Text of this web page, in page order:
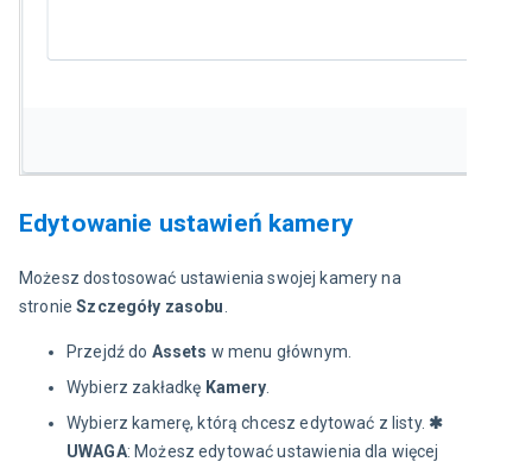
Edytowanie ustawień kamery
Możesz dostosować ustawienia swojej kamery na
stronie Szczegóły zasobu
Przejdź do Assets w menu głównym.
Wybierz zakładkę Kamery
Wybierz kamerę, którą chcesz edytować z listy. ✱
UWAGA: Możesz edytować ustawienia dla więcej